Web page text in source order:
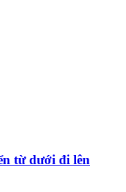
từ dưới đi lên